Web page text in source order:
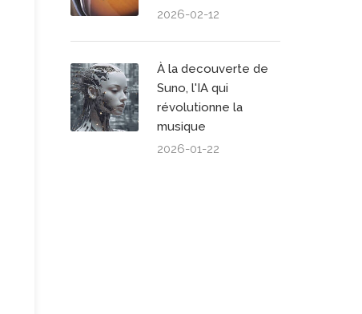
2026-02-12
À la decouverte de
Suno, l'IA qui
révolutionne la
musique
2026-01-22